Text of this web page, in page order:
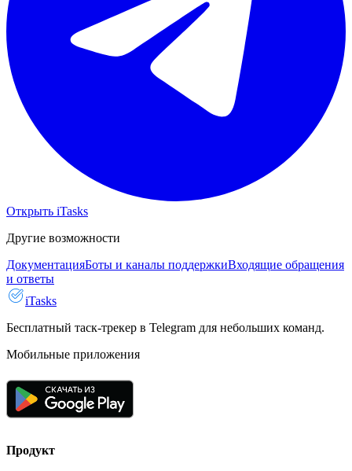
Открыть iTasks
Другие возможности
ДокументацияБоты и каналы поддержкиВходящие обращения
и ответы
iTasks
Бесплатный таск-трекер в Telegram для небольших команд.
Мобильные приложения
Продукт